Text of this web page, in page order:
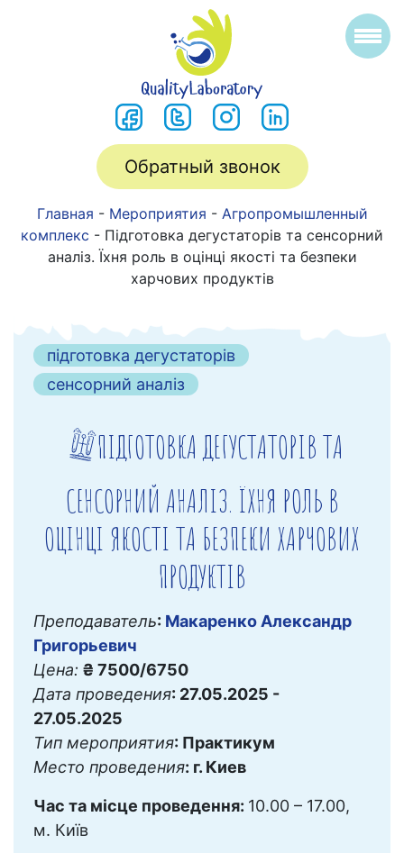
Обратный звонок
Главная - Мероприятия - Агропромышленный
комплекс - Підготовка дегустаторів та сенсорний
аналіз. Їхня роль в оцінці якості та безпеки
харчових продуктів
підготовка дегустаторів
сенсорний аналіз
ПІДГОТОВКА ДЕГУСТАТОРІВ ТА
СЕНСОРНИЙ АНАЛІЗ. ЇХНЯ РОЛЬ В
ОЦІНЦІ ЯКОСТІ ТА БЕЗПЕКИ ХАРЧОВИХ
ПРОДУКТІВ
Преподаватель: Макаренко Александр
Григорьевич
Цена: ₴ 7500/6750
Дата проведения: 27.05.2025 -
27.05.2025
Тип мероприятия: Практикум
Место проведения: г. Киев
Час та місце проведення: 10.00 – 17.00,
м. Київ